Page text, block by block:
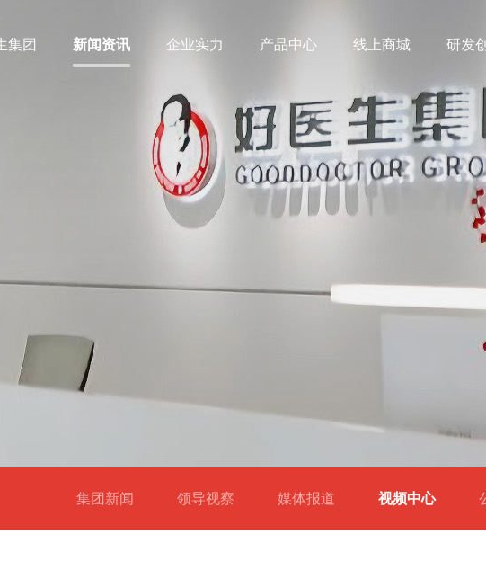
集团 新闻资讯 企业实力 产品中心 线上商城 研发
集团新闻 领导视察 媒体报道 视频中心